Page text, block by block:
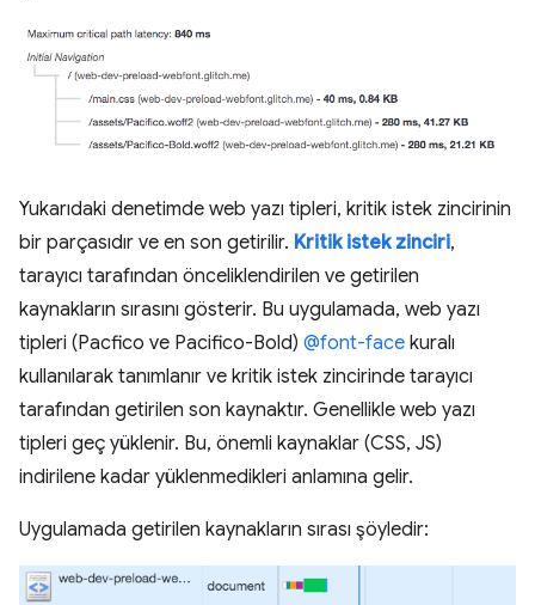
Yukarıdaki denetimde web yazı tipleri, kritik istek zincirinin
bir parçasıdır ve en son getirilir. Kritik istek zinciri,
tarayıcı tarafından önceliklendirilen ve getirilen
kaynakların sırasını gösterir. Bu uygulamada, web yazı
tipleri (Pacfico ve Pacifico-Bold) @font-face kuralı
kullanılarak tanımlanır ve kritik istek zincirinde tarayıcı
tarafından getirilen son kaynaktır. Genellikle web yazı
tipleri geç yüklenir. Bu, önemli kaynaklar (CSS, JS)
indirilene kadar yüklenmedikleri anlamına gelir.
Uygulamada getirilen kaynakların sırası şöyledir: